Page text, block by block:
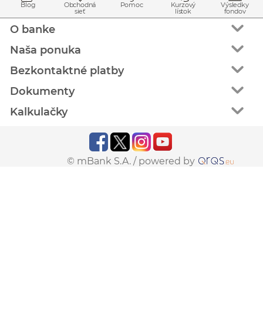
Blog Obchodná
sieť
Pomoc Kurzový
lístok
Výsledky
fondov
O banke
Naša ponuka
Bezkontaktné platby
Dokumenty
Kalkulačky
© mBank S.A. / powered by